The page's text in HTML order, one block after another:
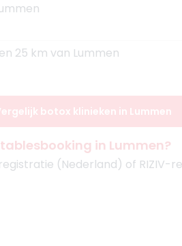
25 km van Lummen
botox klinieken in Lummen
in Lummen?
(Nederland) of RIZIV-